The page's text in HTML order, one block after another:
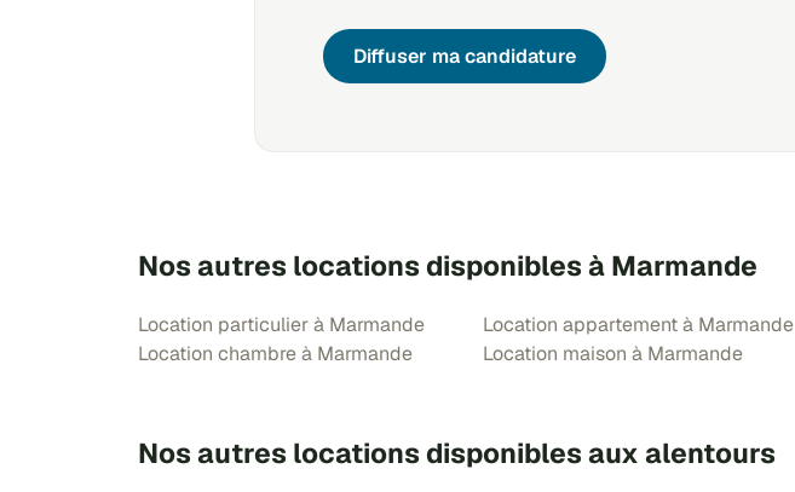
Diffuser ma candidature
Nos autres locations disponibles à Marmande
Location particulier à Marmande
Location chambre à Marmande
Location appartement à Marmande
Location maison à Marmande
Nos autres locations disponibles aux alentours